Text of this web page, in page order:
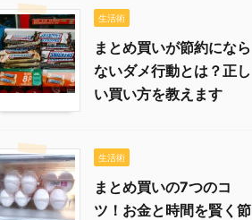
生活術
まとめ買いが節約になら
ないダメ行動とは？正し
い買い方を教えます
生活術
まとめ買いの7つのコ
ツ！お金と時間を賢く節